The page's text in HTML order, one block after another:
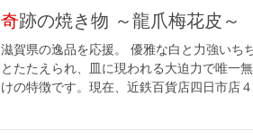
奇跡の焼き物 ～龍爪梅花皮
滋賀県の逸品を応援。 優雅な白と力強いち
とたたえられ、皿に現われる大迫力で唯一
けの特徴です。現在、近鉄百貨店四日市店